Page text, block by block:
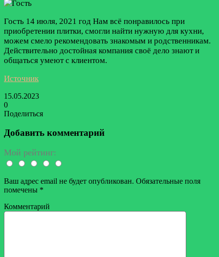
Гость 14 июля, 2021 год Нам всё понравилось при
приобретении плитки, смогли найти нужную для кухни,
можем смело рекомендовать знакомым и родственникам.
Действительно достойная компания своё дело знают и
общаться умеют с клиентом.
Источник
15.05.2023
0
Поделиться
через
электронную
почту
Добавить комментарий
Мой рейтинг:
Ваш адрес email не будет опубликован. Обязательные поля
помечены *
Комментарий